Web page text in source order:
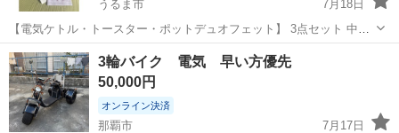
うるま市
7月18日
【電気ケトル・トースター・ポットデュオフェット】 3点セット 中古
品 ポットデュオフェット 下記参照 https://recolte-jp.com/products/pot-
duo-fete/ ※あくまでも中古品になりま...
沖縄 うるま市 キッチン家電 電気ケトル
3輪バイク 電気 早い方優先
50,000円
オンライン決済
那覇市
7月17日